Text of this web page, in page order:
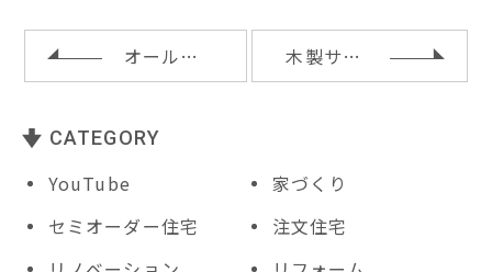
o
o
k
st t
オールステンレスキッチン 木製サッシと樹脂サッシ
CATEGORY
YouTube
家づくり
セミオーダー住宅
注文住宅